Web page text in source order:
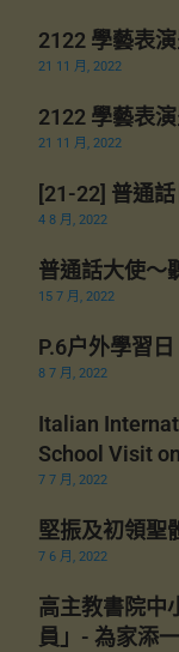
2122 學藝表
21 11 月, 2022
2122 學藝表
21 11 月, 2022
[21-22] 普通
4 8 月, 2022
普通話大使～
15 7 月, 2022
P.6户外學習日
8 7 月, 2022
Italian
School Visit
7 7 月, 2022
堅振及初領聖
7 6 月, 2022
高主教書院中
員」- 為家添